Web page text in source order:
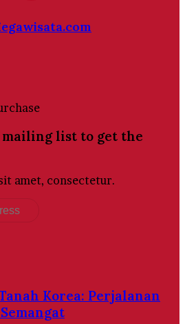
mailing list to get the
amet, consectetur.
Korea: Perjalanan